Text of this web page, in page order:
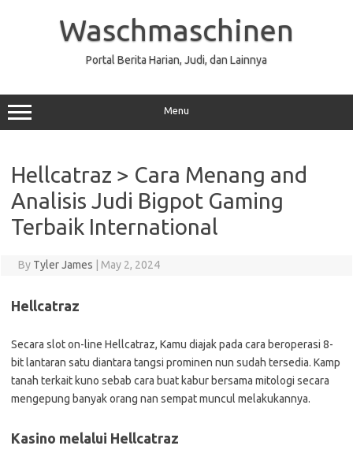
Waschmaschinen
Portal Berita Harian, Judi, dan Lainnya
Menu
Hellcatraz > Cara Menang and
Analisis Judi Bigpot Gaming
Terbaik International
By Tyler James May 2, 2024
Hellcatraz
Secara slot on-line Hellcatraz, Kamu diajak pada cara beroperasi 8-
bit lantaran satu diantara tangsi prominen nun sudah tersedia. Kamp
tanah terkait kuno sebab cara buat kabur bersama mitologi secara
mengepung banyak orang nan sempat muncul melakukannya.
Kasino melalui Hellcatraz